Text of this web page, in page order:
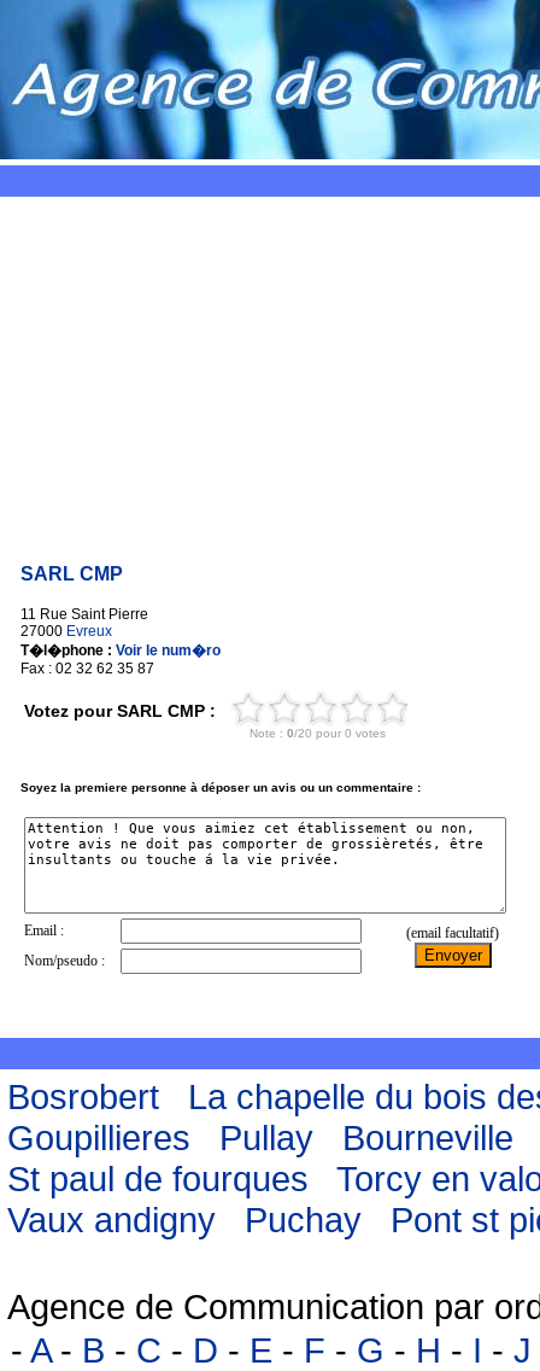
SARL CMP
11 Rue Saint Pierre
27000 Evreux
T�l�phone : Voir le num�ro
Fax : 02 32 62 35 87
Votez pour SARL CMP :
Soyez la premiere personne à déposer un avis ou un commentaire :
Bosrobert
La chapelle du bois
Goupillieres
Pullay
Bourneville
St paul de fourques
Torcy en
Vaux andigny
Puchay Pont st
Agence de Communication par
- A- B - C - D - E - F - G - H - I - J